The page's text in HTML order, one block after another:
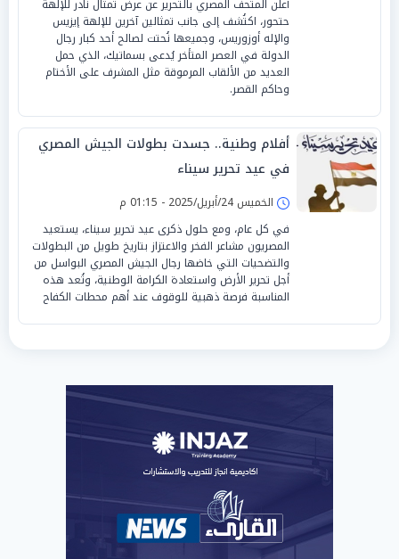
أعلن المتحف المصري بالتحرير عن عرض تمثال نادر للإلهة
حتحور، اكتُشف إلى جانب تمثالين آخرين للإلهة إيزيس
والإله أوزوريس، وجميعها نُحتت لصالح أحد كبار رجال
الدولة في العصر المتأخر يُدعى بسماتيك، الذي حمل
العديد من الألقاب المرموقة مثل المشرف على الأختام
وحاكم القصر.
أفلام وطنية.. جسدت بطولات الجيش المصري
في عيد تحرير سيناء
الخميس 24/أبريل/2025 - 01:15 م
في كل عام، ومع حلول ذكرى عيد تحرير سيناء، يستعيد
المصريون مشاعر الفخر والاعتزاز بتاريخ طويل من البطولات
والتضحيات التي خاضها رجال الجيش المصري البواسل من
أجل تحرير الأرض واستعادة الكرامة الوطنية، وتُعد هذه
المناسبة فرصة ذهبية للوقوف عند أهم محطات الكفاح